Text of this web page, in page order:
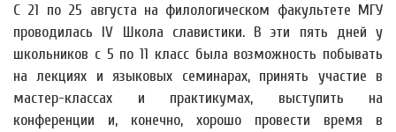
С 21 по 25 августа на филологическом факультете МГУ
проводилась IV Школа славистики. В эти пять дней у
школьников с 5 по 11 класс была возможность побывать
на лекциях и языковых семинарах, принять участие в
мастер-классах и практикумах, выступить на
конференции и, конечно, хорошо провести время в